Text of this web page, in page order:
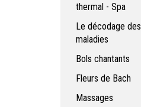
thermal - Spa
Le décodage des
maladies
Bols chantants
Fleurs de Bach
Massages